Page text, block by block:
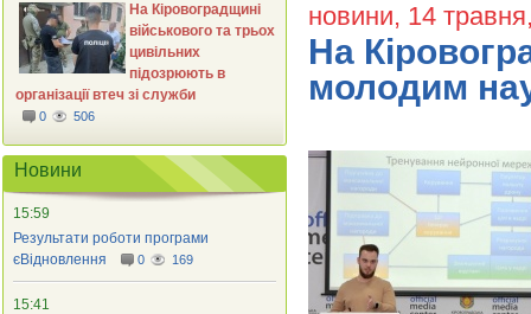
новини, 14
На
молодим
На Кіровоградщині
військового та трьох
цивільних
підозрюють в
організації втеч зі служби
0 506
Новини
15:59
Результати роботи програми
єВідновлення
0 169
15:41